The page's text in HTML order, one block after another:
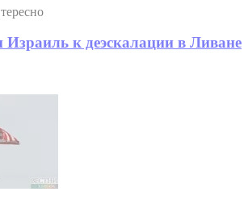
к деэскалации в Ливане